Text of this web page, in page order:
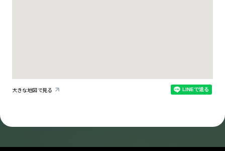
大きな地図で見る